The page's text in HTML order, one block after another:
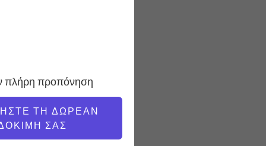
πλήρη προπόνηση
ΤΗ ΔΩΡΕΆΝ
ΣΑΣ
Alycea Ungaro
ΏΡΑ ΒΊΝΤΕΟ
2:57